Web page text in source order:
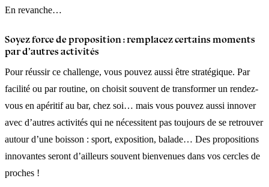
En revanche…
Soyez force de proposition : remplacez certains moments
par d’autres activités
Pour réussir ce challenge, vous pouvez aussi être stratégique. Par
facilité ou par routine, on choisit souvent de transformer un rendez-
vous en apéritif au bar, chez soi… mais vous pouvez aussi innover
avec d’autres activités qui ne nécessitent pas toujours de se retrouver
autour d’une boisson : sport, exposition, balade… Des propositions
innovantes seront d’ailleurs souvent bienvenues dans vos cercles de
proches !